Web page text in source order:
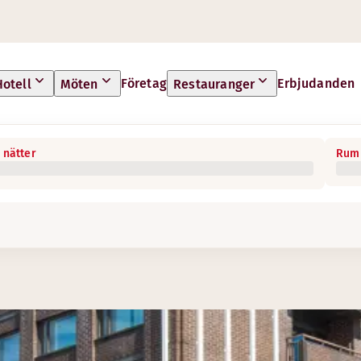
Möten Företag Restauranger Erbjudanden
nätter